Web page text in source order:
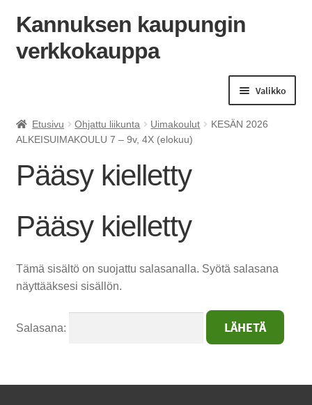
Siirry
Siirry
Kannuksen kaupungin
verkkokauppa
Valikko
Etusivu Ohjattu liikunta Uimakoulut
KESÄN 2026
ALKEISUIMAKOULU 7 – 9v, 4X (elokuu)
Pääsy kielletty
Pääsy kielletty
Tämä sisältö on suojattu salasanalla. Syötä salasana
näyttääksesi sisällön.
Salasana: